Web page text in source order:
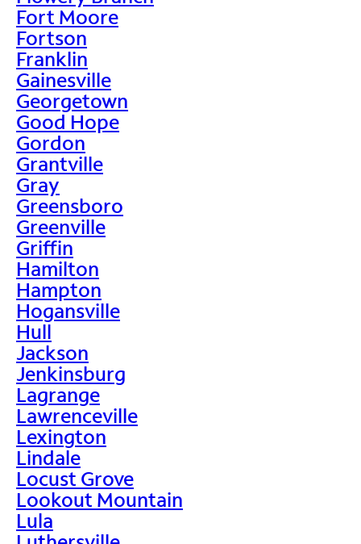
Fort Moore
Fortson
Franklin
Gainesville
Georgetown
Good Hope
Gordon
Grantville
Gray
Greensboro
Greenville
Griffin
Hamilton
Hampton
Hogansville
Hull
Jackson
Jenkinsburg
Lagrange
Lawrenceville
Lexington
Lindale
Locust Grove
Lookout Mountain
Lula